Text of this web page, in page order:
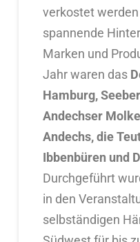
verkostet
spannende
Marken und
Jahr waren das
Hamburg,
Andechser
Andechs, die
Ibbenbüren und
Durchgeführt
in den
selbständigen